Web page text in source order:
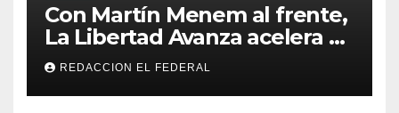
Con Martín Menem al frente,
La Libertad Avanza acelera su
despliegue en La Rioja y
desembarcó en Aimogasta
REDACCION EL FEDERAL